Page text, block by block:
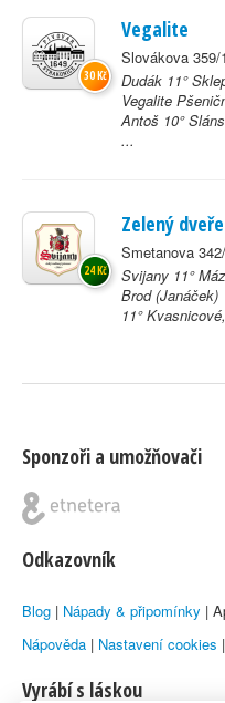
Vegalite
Slovákova 359/
Dudák 11°
Vegalite
Antoš 10°
...
30 Kč
Zelený dveře
Smetanova
Svijany 11°
Brod (Janáček)
11°
24 Kč
Sponzoři a umožňovači
Odkazovník
Blog | Nápady & připomínky |
Nápověda | Nastavení cookies |
Vyrábí s láskou